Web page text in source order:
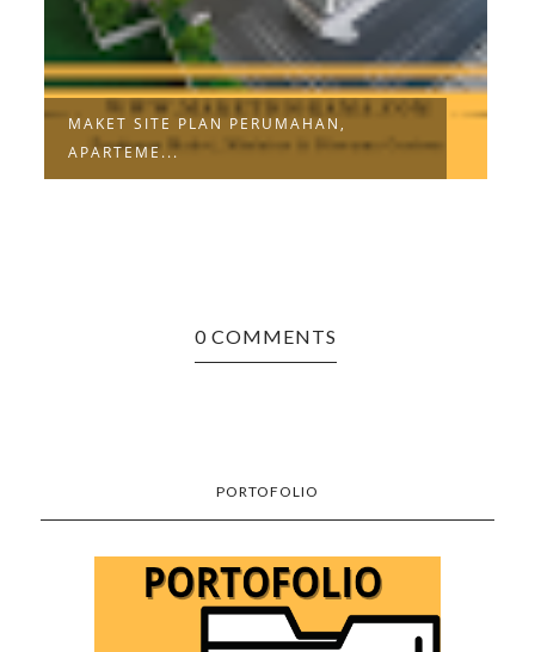
JASA PEMBUATAN MAKET MINIATUR
DIORA...
0 COMMENTS
PORTOFOLIO